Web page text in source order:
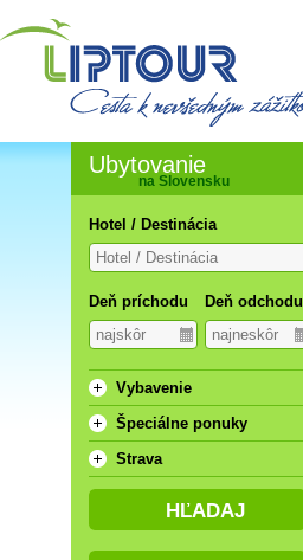
Ubytovanie
na Slovensku
Hotel / Destinácia
Deň príchodu Deň odchodu
Vybavenie
Špeciálne ponuky
Strava